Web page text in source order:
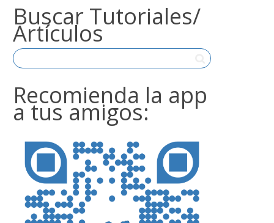
Buscar Tutoriales/
Artículos
Recomienda la app
a tus amigos: